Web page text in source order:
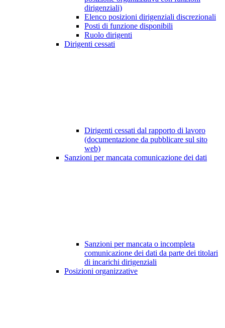
dirigenziali)
Elenco posizioni dirigenziali discrezionali
Posti di funzione disponibili
Ruolo dirigenti
Dirigenti cessati
Dirigenti cessati dal rapporto di lavoro
(documentazione da pubblicare sul sito
web)
Sanzioni per mancata comunicazione dei dati
Sanzioni per mancata o incompleta
comunicazione dei dati da parte dei titolari
di incarichi dirigenziali
Posizioni organizzative